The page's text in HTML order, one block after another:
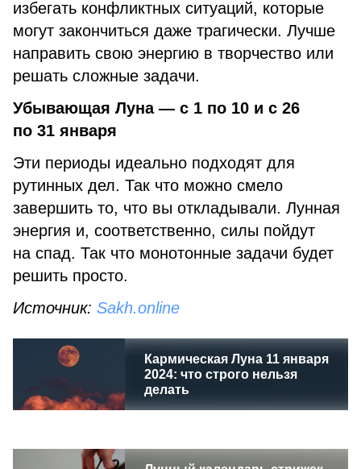
избегать конфликтных ситуаций, которые
могут закончиться даже трагически. Лучше
направить свою энергию в творчество или
решать сложные задачи.
Убывающая Луна — с 1 по 10 и с 26
по 31 января
Эти периоды идеально подходят для
рутинных дел. Так что можно смело
завершить то, что вы откладывали. Лунная
энергия и, соответственно, силы пойдут
на спад. Так что монотонные задачи будет
решить просто.
Источник: Sakh.online
Кармическая Луна 11 января
2024: что строго нельзя
делать